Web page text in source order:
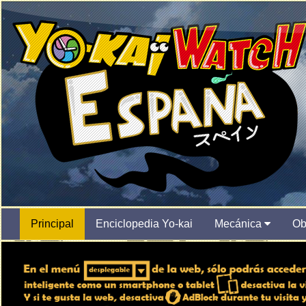
Principal Enciclopedia Yo-kai Mecánica